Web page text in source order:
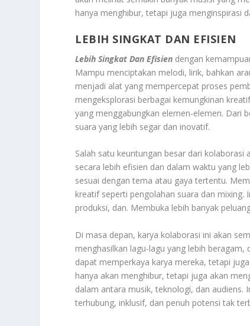
hanya menghibur, tetapi juga menginspirasi
LEBIH SINGKAT DAN EFISIEN
Lebih Singkat Dan Efisien dengan
Mampu menciptakan melodi, lirik, bahkan
menjadi alat yang mempercepat proses
mengeksplorasi berbagai kemungkinan
yang menggabungkan elemen-elemen. Dari
suara yang lebih segar dan inovatif.
Salah satu keuntungan besar dari
secara lebih efisien dan dalam waktu yang
sesuai dengan tema atau gaya tertentu.
kreatif seperti pengolahan suara dan mixing.
produksi, dan. Membuka lebih banyak
Di masa depan, karya kolaborasi ini akan
menghasilkan lagu-lagu yang lebih
dapat memperkaya karya mereka, tetapi
hanya akan menghibur, tetapi juga akan
dalam antara musik, teknologi, dan audiens.
terhubung, inklusif, dan penuh potensi tak